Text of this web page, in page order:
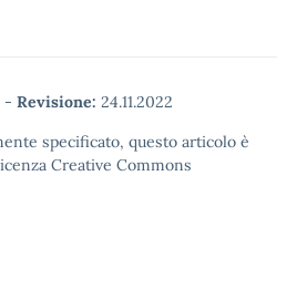
- Revisione: 24.11.2022
specificato, questo articolo è
Creative Commons